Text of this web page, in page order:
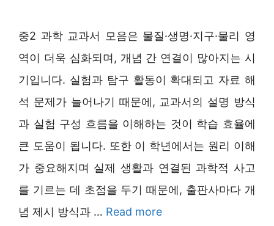
중2 과학 교과서 모음은 물질·생명·지구·물리 영
역이 더욱 심화되며, 개념 간 연결이 많아지는 시
기입니다. 실험과 탐구 활동이 확대되고 자료 해
석 문제가 늘어나기 때문에, 교과서의 설명 방식
과 실험 구성 흐름을 이해하는 것이 학습 효율에
큰 도움이 됩니다. 또한 이 학년에서는 원리 이해
가 중요해지며 실제 생활과 연결된 과학적 사고
를 기르는 데 초점을 두기 때문에, 출판사마다 개
념 제시 방식과 … Read more